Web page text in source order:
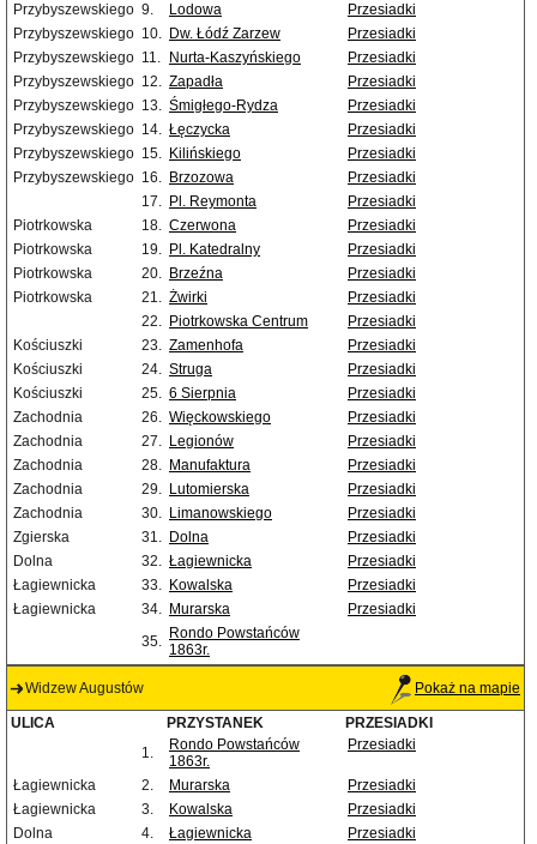
Przybyszewskiego 9. Lodowa
Przesiadki
Przybyszewskiego 10. Dw. Łódź Zarzew
Przesiadki
Przybyszewskiego 11. Nurta-Kaszyńskiego
Przesiadki
Przybyszewskiego 12. Zapadła
Przesiadki
Przybyszewskiego 13. Śmigłego-Rydza
Przesiadki
Przybyszewskiego 14. Łęczycka
Przesiadki
Przybyszewskiego 15. Kilińskiego
Przesiadki
Przybyszewskiego 16. Brzozowa
Przesiadki
17. Pl. Reymonta
Przesiadki
Piotrkowska
18. Czerwona
Przesiadki
Piotrkowska
19. Pl. Katedralny
Przesiadki
Piotrkowska
20. Brzeźna
Przesiadki
Piotrkowska
21. Żwirki
Przesiadki
22. Piotrkowska Centrum
Przesiadki
Kościuszki
23. Zamenhofa
Przesiadki
Kościuszki
24. Struga
Przesiadki
Kościuszki
25. 6 Sierpnia
Przesiadki
Zachodnia
26. Więckowskiego
Przesiadki
Zachodnia
27. Legionów
Przesiadki
Zachodnia
28. Manufaktura
Przesiadki
Zachodnia
29. Lutomierska
Przesiadki
Zachodnia
30. Limanowskiego
Przesiadki
Zgierska
31. Dolna
Przesiadki
Dolna
32. Łagiewnicka
Przesiadki
Łagiewnicka
33. Kowalska
Przesiadki
Łagiewnicka
34. Murarska
Przesiadki
35. Rondo Powstańców
1863r.
Widzew Augustów Pokaż na mapie
ULICA PRZYSTANEK
PRZESIADKI
1.
Rondo Powstańców
1863r.
Przesiadki
Łagiewnicka 2. Murarska
Przesiadki
Łagiewnicka
3. Kowalska
Przesiadki
Dolna
4. Łagiewnicka
Przesiadki